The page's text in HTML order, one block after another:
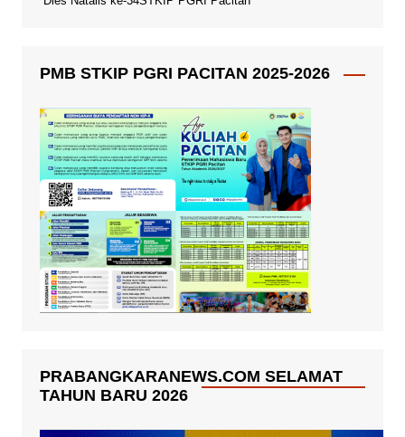
PMB STKIP PGRI PACITAN 2025-2026
PRABANGKARANEWS.COM SELAMAT
TAHUN BARU 2026